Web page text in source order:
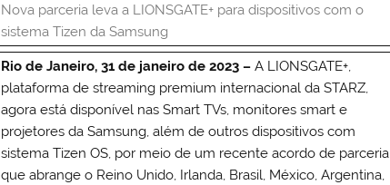
Nova parceria leva a LIONSGATE+ para dispositivos com o
sistema Tizen da Samsung
Rio de Janeiro, 31 de janeiro de 2023 –A LIONSGATE+,
plataforma de streaming premium internacional da STARZ,
agora está disponível nas Smart TVs, monitores smart e
projetores da Samsung, além de outros dispositivos com
sistema Tizen OS, por meio de um recente acordo de parceria
que abrange o Reino Unido, Irlanda, Brasil, México, Argentina,